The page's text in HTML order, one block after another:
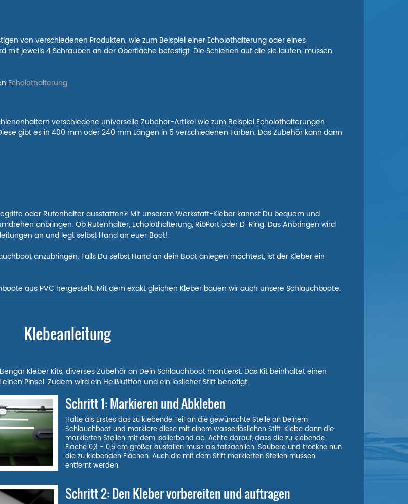
von verschiedenen Produkten, wie zum Beispiel einer Echolothalterung oder eines
mit jeweils 4 Schrauben an der Oberfläche befestigt. Die Schienen auf die sie laufen, müssen
Echolothalterung
verschiedene universelle Zubehör-Artikel wie zum Beispiel Echolothalterungen
gibt es in 400 mm oder 240 mm Längen in 5 verschiedenen Farben. Das Zubehör kann dann
oder Rutenhalter ausstatten? Mit unserem Werkstatt-Kleber kannst Du bequem und
anbringen. Ob Rutenhalter, Echolothalterung, RibPort oder D-Ring. Das Anbringen wird
an und legt selbst Hand an euer Boot!
anzubringen. Falls Du selbst Hand an dein Boot anlegen möchtest, ist der Kleber ein
aus PVC hergestellt. Mit dem exakt gleichen Kleber bauen wir auch unsere Schlauchboote.
Klebeanleitung
Kleber Kits, diverses Zubehör an Dein Schlauchboot montierst. Das Kit beinhaltet einen
Pinsel. Zudem wird ein Heißluftfön und ein löslicher Stift benötigt.
Schritt 1: Markieren und Abkleben
Halte als Erstes das zu klebende Teil an die gewünschte Stelle an Deinem
Schlauchboot und markiere diese mit einem wasserlöslichen Stift. Klebe dann die
markierten Stellen mit dem Isolierband ab. Achte darauf, dass die zu klebende
Fläche 0,3 - 0,5 cm größer ausfallen muss als tatsächlich. Säubere und trockne nun
die zu klebenden Flächen. Auch die mit dem Stift markierten Stellen müssen
entfernt werden.
Schritt 2: Den Kleber vorbereiten und auftragen